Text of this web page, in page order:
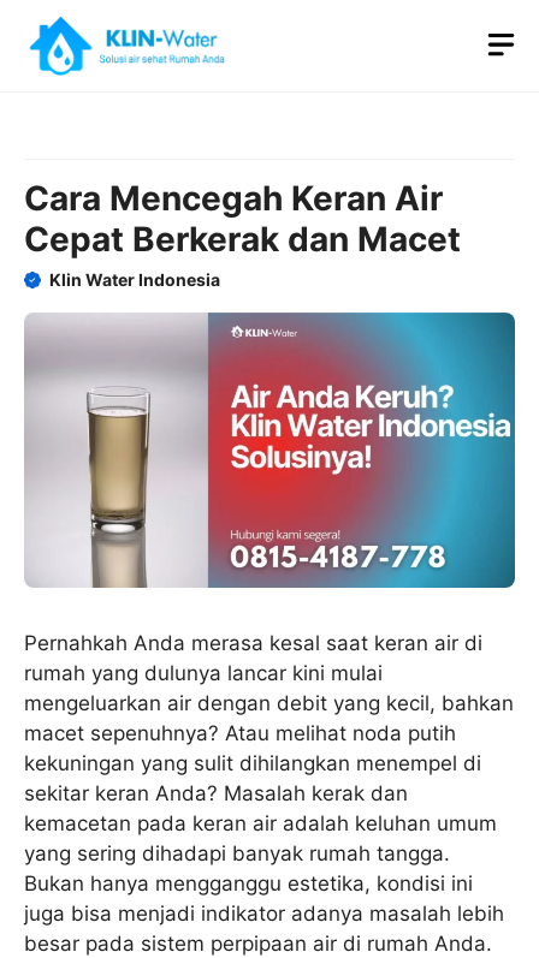
content
Cara Mencegah Keran Air
Cepat Berkerak dan Macet
Klin Water Indonesia
Pernahkah Anda merasa kesal saat keran air di
rumah yang dulunya lancar kini mulai
mengeluarkan air dengan debit yang kecil, bahkan
macet sepenuhnya? Atau melihat noda putih
kekuningan yang sulit dihilangkan menempel di
sekitar keran Anda? Masalah kerak dan
kemacetan pada keran air adalah keluhan umum
yang sering dihadapi banyak rumah tangga.
Bukan hanya mengganggu estetika, kondisi ini
juga bisa menjadi indikator adanya masalah lebih
besar pada sistem perpipaan air di rumah Anda.